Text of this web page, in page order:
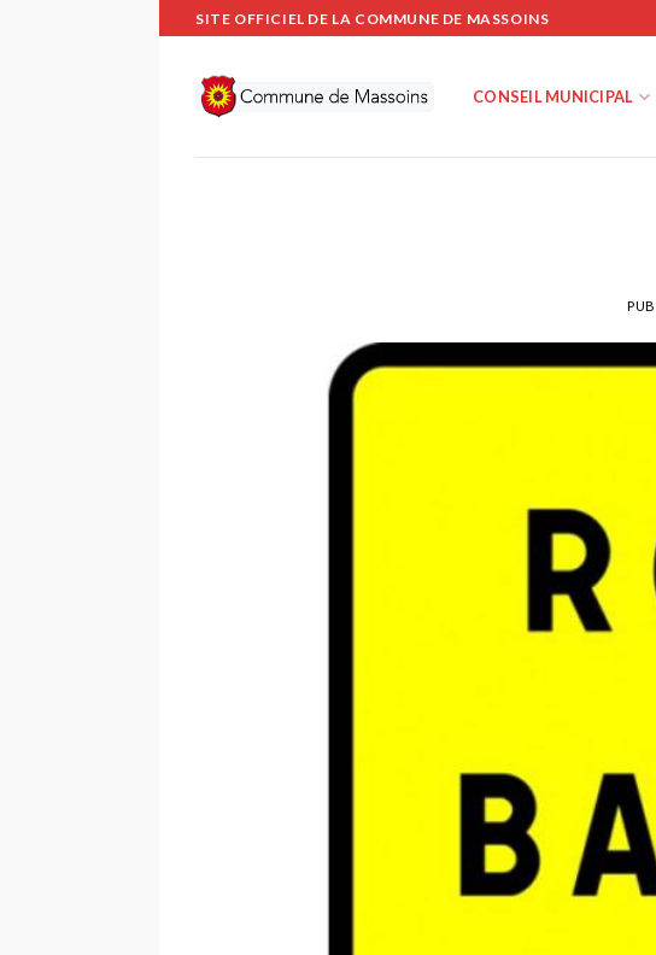
Passer
au
contenu
SITE OFFICIEL DE LA COMMUNE DE MASSOINS
CONSEIL MUNICIPAL